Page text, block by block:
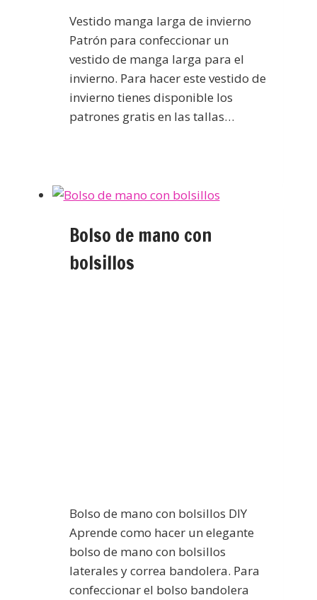
Vestido manga larga de invierno
Patrón para confeccionar un
vestido de manga larga para el
invierno. Para hacer este vestido de
invierno tienes disponible los
patrones gratis en las tallas…
Bolso de mano con
bolsillos
Bolso de mano con bolsillos DIY
Aprende como hacer un elegante
bolso de mano con bolsillos
laterales y correa bandolera. Para
confeccionar el bolso bandolera